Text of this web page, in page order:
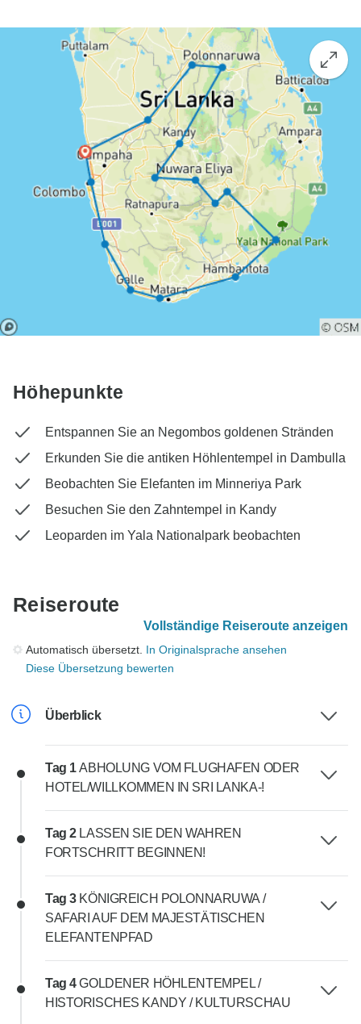
Höhepunkte
Entspannen Sie an Negombos goldenen Stränden
Erkunden Sie die antiken Höhlentempel in Dambulla
Beobachten Sie Elefanten im Minneriya Park
Besuchen Sie den Zahntempel in Kandy
Leoparden im Yala Nationalpark beobachten
Reiseroute
Vollständige Reiseroute anzeigen
Automatisch übersetzt. In Originalsprache ansehen
Diese Übersetzung bewerten
Überblick
Tag 1ABHOLUNG VOM FLUGHAFEN ODER
HOTEL/WILLKOMMEN IN SRI LANKA-!
Tag 2 LASSEN SIE DEN WAHREN
FORTSCHRITT BEGINNEN!
Tag 3 KÖNIGREICH POLONNARUWA /
SAFARI AUF DEM MAJESTÄTISCHEN
ELEFANTENPFAD
Tag 4GOLDENER HÖHLENTEMPEL /
HISTORISCHES KANDY / KULTURSCHAU